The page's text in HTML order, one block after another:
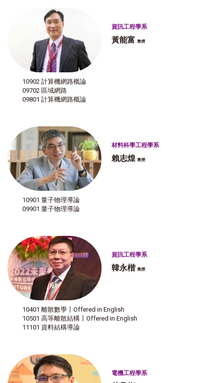
資訊工程學系
黃能富 教授
10902 計算機網路概論
09702 區域網路
09801 計算機網路概論
材料科學工程學系
賴志煌 教授
10901 量子物理導論
09901 量子物理導論
資訊工程學系
韓永楷 教授
10401 離散數學〡Offered in English
10501 高等離散結構〡Offered in English
11101 資料結構導論
電機工程學系